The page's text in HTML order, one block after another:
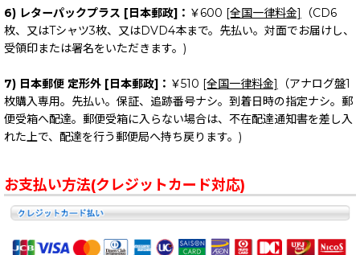
6) レターパックプラス [日本郵政]： ￥600 [全国一律料金]
（CD6
枚、又はTシャツ3枚、又はDVD4本まで。先払い。対面でお届けし、
受領印または署名をいただきます。)
7) 日本郵便 定形外 [日本郵政]： ￥510 [全国一律料金]
（アナログ盤1
枚購入専用。先払い。保証、追跡番号ナシ。到着日時の指定ナシ。郵
便受箱へ配達。郵便受箱に入らない場合は、不在配達通知書を差し入
れた上で、配達を行う郵便局へ持ち戻ります。)
お支払い方法(クレジットカード対応)